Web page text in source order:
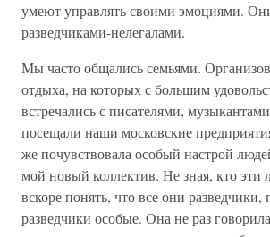
умеют управлять своими эмоциями.
разведчиками-нелегалами.
Мы часто общались семьями.
отдыха, на которых с большим
встречались с писателями,
посещали наши московские
же почувствовала особый настрой
мой новый коллектив. Не зная, кто эти
вскоре понять, что все они разведчики,
разведчики особые. Она не раз